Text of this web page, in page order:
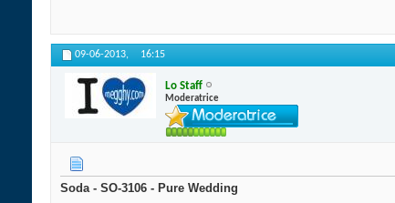
09-06-2013, 16:15
Lo Staff
Moderatrice
Soda - SO-3106 - Pure Wedding